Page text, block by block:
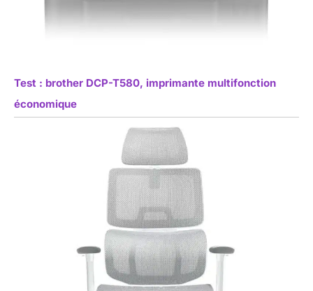
Test : brother DCP-T580, imprimante multifonction
économique